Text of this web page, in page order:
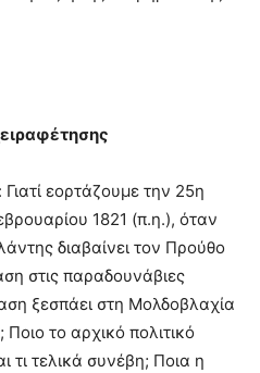
εορτάζουμε την 25η
1821 (π.η.), όταν
διαβαίνει τον Προύθο
στις παραδουνάβιες
ξεσπάει στη Μολδοβλαχία
Ποιο το αρχικό πολιτικό
τι τελικά συνέβη; Ποια η